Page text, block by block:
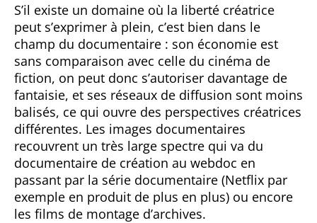
S’il existe un domaine où la liberté créatrice
peut s’exprimer à plein, c’est bien dans le
champ du documentaire : son économie est
sans comparaison avec celle du cinéma de
fiction, on peut donc s’autoriser davantage de
fantaisie, et ses réseaux de diffusion sont moins
balisés, ce qui ouvre des perspectives créatrices
différentes. Les images documentaires
recouvrent un très large spectre qui va du
documentaire de création au webdoc en
passant par la série documentaire (Netflix par
exemple en produit de plus en plus) ou encore
les films de montage d’archives.